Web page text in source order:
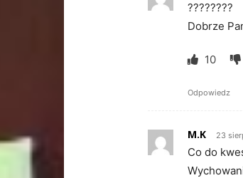
????????
Dobrze
10
Odpowiedz
M.K 23
Co do